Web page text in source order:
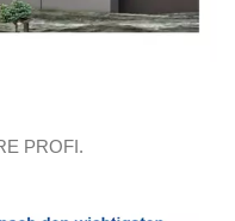
PROFI.